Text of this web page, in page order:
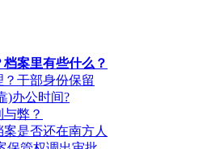
案里有些什么？
干部身份保留
)办公时间?
弊？
是否还在南方人